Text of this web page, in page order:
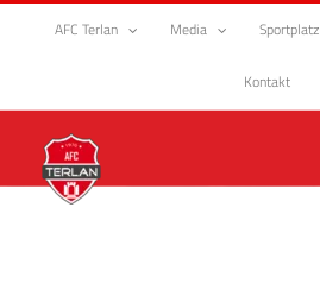
Zum
AFC Terlan Media Sportplatz
Kontakt